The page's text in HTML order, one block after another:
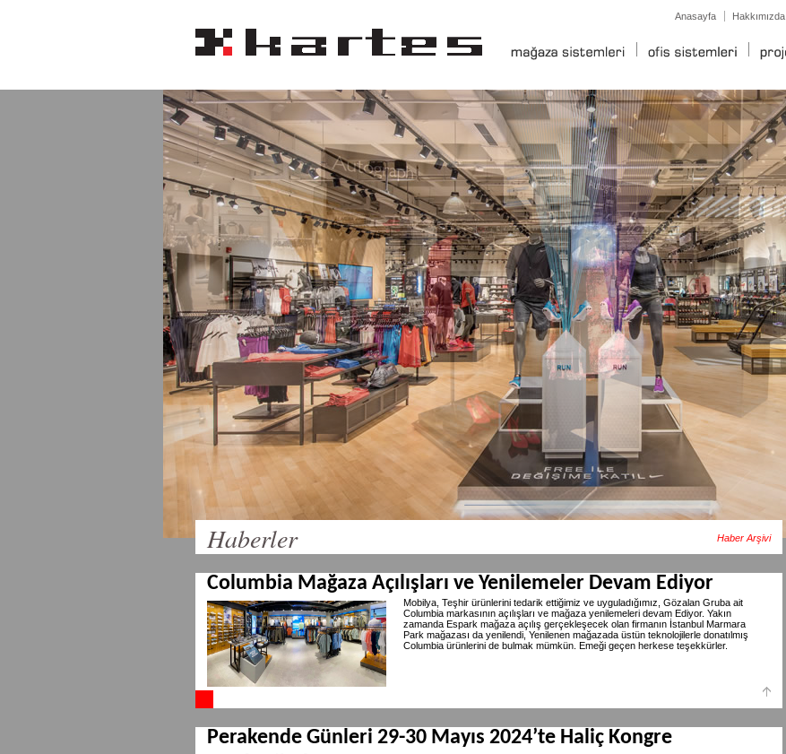
Anasayfa Hakkımızda
Haberler Haber Arşivi
Columbia Mağaza Açılışları ve Yenilemeler Devam Ediyor
Mobilya, Teşhir ürünlerini tedarik ettiğimiz ve uyguladığımız, Gözalan Gruba ait
Columbia markasının açılışları ve mağaza yenilemeleri devam Ediyor. Yakın
zamanda Espark mağaza açılış gerçekleşecek olan firmanın İstanbul Marmara
Park mağazası da yenilendi, Yenilenen mağazada üstün teknolojilerle donatılmış
Columbia ürünlerini de bulmak mümkün. Emeği geçen herkese teşekkürler.
Perakende Günleri 29-30 Mayıs 2024’te Haliç Kongre